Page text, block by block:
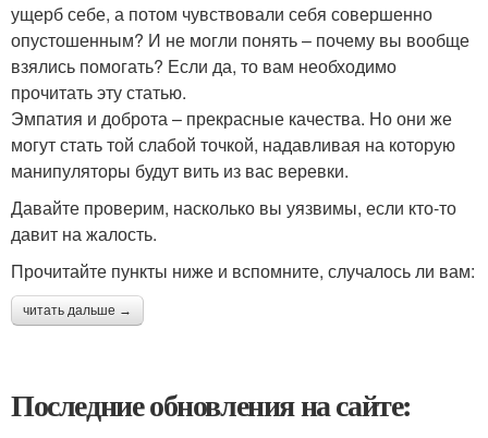
ущерб себе, а потом чувствовали себя совершенно
опустошенным? И не могли понять – почему вы вообще
взялись помогать? Если да, то вам необходимо
прочитать эту статью.
Эмпатия и доброта – прекрасные качества. Но они же
могут стать той слабой точкой, надавливая на которую
манипуляторы будут вить из вас веревки.
Давайте проверим, насколько вы уязвимы, если кто-то
давит на жалость.
Прочитайте пункты ниже и вспомните, случалось ли вам:
читать дальше →
Последние обновления на сайте: